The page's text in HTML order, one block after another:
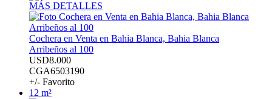
MÁS DETALLES
Cochera en Venta en Bahia Blanca, Bahia Blanca
Arribeños al 100
USD8.000
CGA6503190
+/- Favorito
12 m²